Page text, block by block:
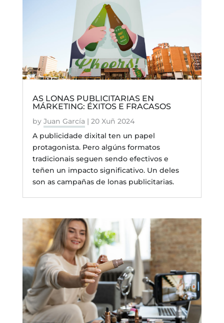
AS LONAS PUBLICITARIAS EN
MÁRKETING: ÉXITOS E FRACASOS
by Juan García | 20 Xuñ 2024
A publicidade dixital ten un papel
protagonista. Pero algúns formatos
tradicionais seguen sendo efectivos e
teñen un impacto significativo. Un deles
son as campañas de lonas publicitarias.